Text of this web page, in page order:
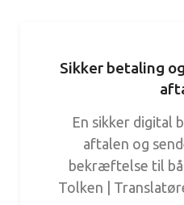
Sikker betaling
En sikker digital
aftalen og
bekræftelse til
Tolken |